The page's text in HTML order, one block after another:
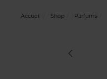
Accueil Shop Parfums